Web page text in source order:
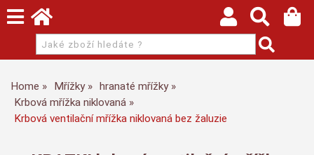
Home Mřížky
hranaté mřížky
Krbová mřížka niklovaná
Krbová ventilační mřížka niklovaná bez žaluzie